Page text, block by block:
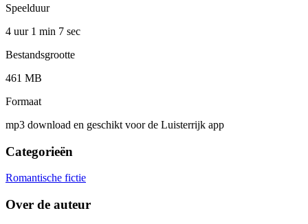
Speelduur
4 uur 1 min 7 sec
Bestandsgrootte
461 MB
Formaat
mp3 download en geschikt voor de Luisterrijk app
Categorieën
Romantische fictie
Over de auteur